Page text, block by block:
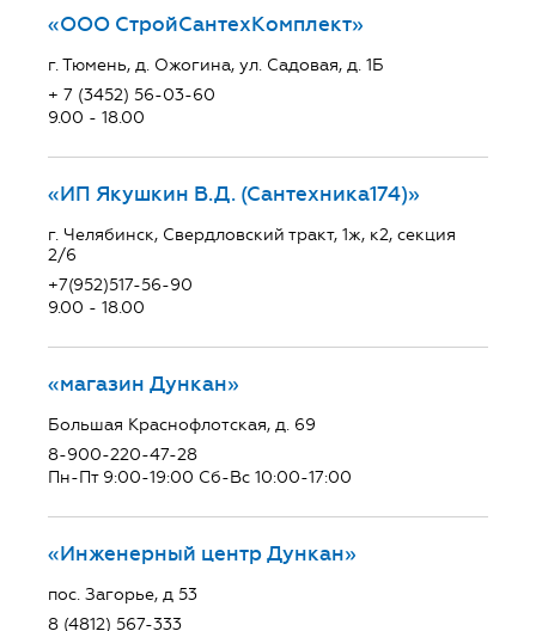
«ООО СтройСантехКомплект»
г. Тюмень, д. Ожогина, ул. Садовая, д. 1Б
+ 7 (3452) 56-03-60
9.00 - 18.00
«ИП Якушкин В.Д. (Сантехника174)»
г. Челябинск, Свердловский тракт, 1ж, к2, секция
2/6
+7(952)517-56-90
9.00 - 18.00
«магазин Дункан»
Большая Краснофлотская, д. 69
8-900-220-47-28
Пн-Пт 9:00-19:00 Сб-Вс 10:00-17:00
«Инженерный центр Дункан»
пос. Загорье, д 53
8 (4812) 567-333